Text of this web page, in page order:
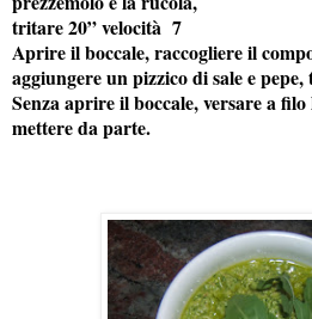
tritare 20” velocità 7
Aprire il boccale, raccogliere il
aggiungere un pizzico di sale e
Senza aprire il boccale, versare a
mettere da parte.